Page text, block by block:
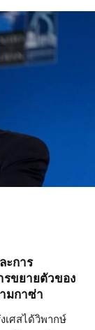
ะการ
ขยายตัวของ
มกาซ่า
เศสได้วิพากษ์